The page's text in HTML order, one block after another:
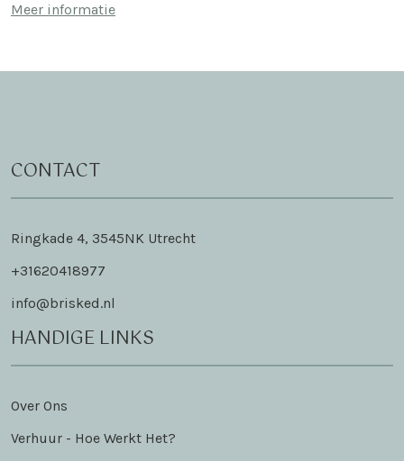
Meer informatie
CONTACT
Ringkade 4, 3545NK Utrecht
+31620418977
info@brisked.nl
HANDIGE LINKS
Over Ons
Verhuur - Hoe Werkt Het?